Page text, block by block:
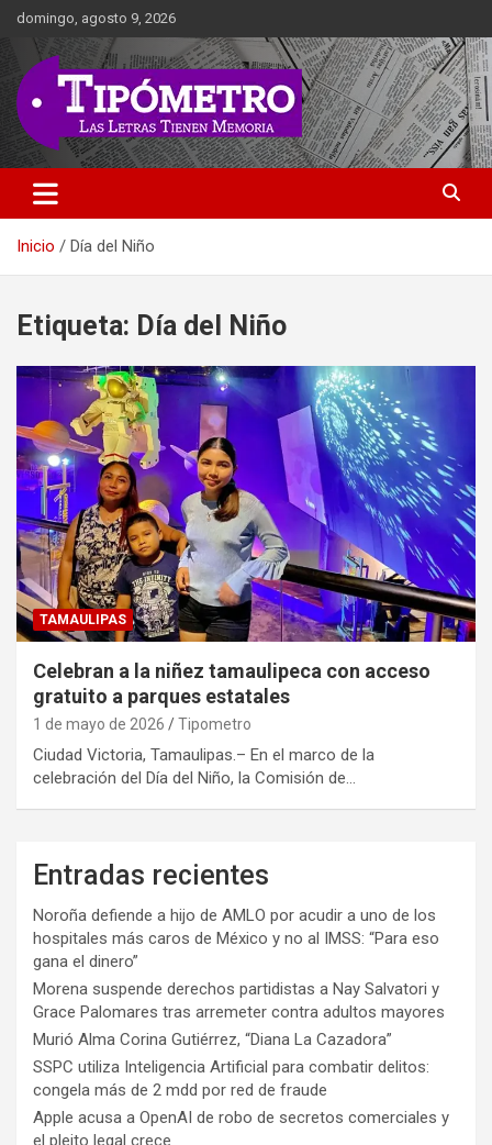
Saltar
contenido
domingo, agosto 9, 2026
Tipometro
Las Letras Tienen Memoria
Inicio Día del Niño
Etiqueta: Día del Niño
TAMAULIPAS
Celebran a la niñez tamaulipeca con acceso
gratuito a parques estatales
1 de mayo de 2026 Tipometro
Ciudad Victoria, Tamaulipas.– En el marco de la
celebración del Día del Niño, la Comisión de…
Entradas recientes
Noroña defiende a hijo de AMLO por acudir a uno de los
hospitales más caros de México y no al IMSS: “Para eso
gana el dinero”
Morena suspende derechos partidistas a Nay Salvatori y
Grace Palomares tras arremeter contra adultos mayores
Murió Alma Corina Gutiérrez, “Diana La Cazadora”
SSPC utiliza Inteligencia Artificial para combatir delitos:
congela más de 2 mdd por red de fraude
Apple acusa a OpenAI de robo de secretos comerciales y
el pleito legal crece